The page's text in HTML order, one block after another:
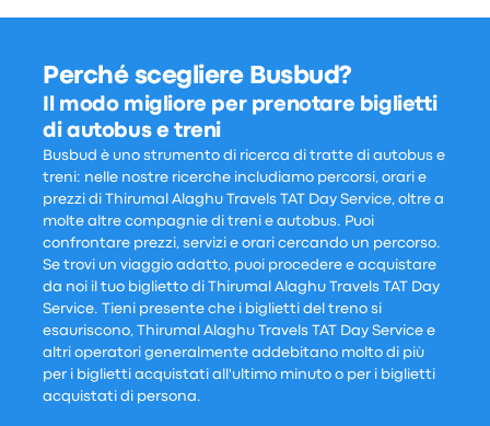
Perché scegliere Busbud?
Il modo migliore per prenotare biglietti
di autobus e treni
Busbud è uno strumento di ricerca di tratte di autobus e
treni: nelle nostre ricerche includiamo percorsi, orari e
prezzi di Thirumal Alaghu Travels TAT Day Service, oltre a
molte altre compagnie di treni e autobus. Puoi
confrontare prezzi, servizi e orari cercando un percorso.
Se trovi un viaggio adatto, puoi procedere e acquistare
da noi il tuo biglietto di Thirumal Alaghu Travels TAT Day
Service. Tieni presente che i biglietti del treno si
esauriscono, Thirumal Alaghu Travels TAT Day Service e
altri operatori generalmente addebitano molto di più
per i biglietti acquistati all'ultimo minuto o per i biglietti
acquistati di persona.